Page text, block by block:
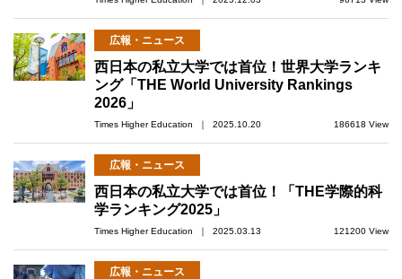
広報・ニュース
西日本の私立大学では首位！世界大学ランキ
ング「THE World University Rankings
2026」
Times Higher Education ｜ 2025.10.20 186618 View
広報・ニュース
西日本の私立大学では首位！「THE学際的科
学ランキング2025」
Times Higher Education ｜ 2025.03.13 121200 View
広報・ニュース